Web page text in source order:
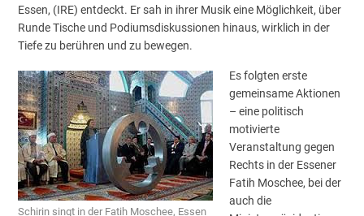
Essen, (IRE) entdeckt. Er sah in ihrer Musik eine Möglichkeit, über
Runde Tische und Podiumsdiskussionen hinaus, wirklich in der
Tiefe zu berühren und zu bewegen.
Schirin singt in der Fatih Moschee, Essen
Es folgten erste
gemeinsame Aktionen
– eine politisch
motivierte
Veranstaltung gegen
Rechts in der Essener
Fatih Moschee, bei der
auch die